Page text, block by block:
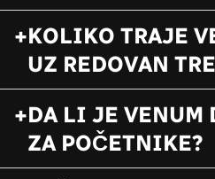
KOLIKO TRAJE
UZ REDOVAN
DA LI JE VENUM
ZA POČETNIKE?